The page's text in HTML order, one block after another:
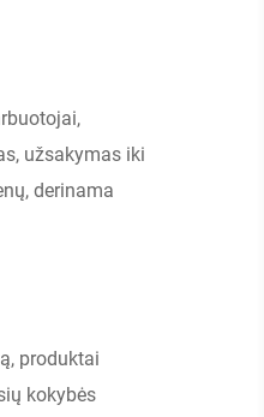
užsakymas iki
derinama
produktai
kokybės